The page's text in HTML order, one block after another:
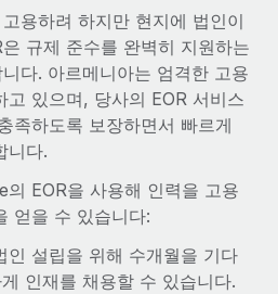
디오 제작이 어느 때보다 중요해졌습
은 그렇게 높은 품질의...
용하려 하지만 현지에 법인이
규제 준수를 완벽히 지원하는
다. 아르메니아는 엄격한 고용
고 있으며, 당사의 EOR 서비스
족하도록 보장하면서 빠르게
니다.
EOR을 사용해 인력을 고용
얻을 수 있습니다:
인 설립을 위해 수개월을 기다
인재를 채용할 수 있습니다.